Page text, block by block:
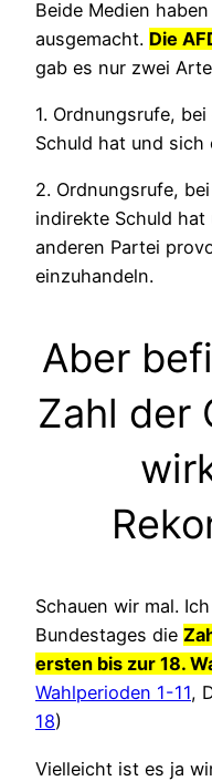
Beide Medien
ausgemacht. Die
gab es nur zwei
1. Ordnungsrufe,
Schuld hat und sich
2. Ordnungsrufe,
indirekte Schuld
anderen Partei
einzuhandeln.
Aber
Zahl der
Schauen wir mal.
Bundestages die
ersten bis zur 18.
Wahlperioden 1-11,
18)
Vielleicht ist es ja